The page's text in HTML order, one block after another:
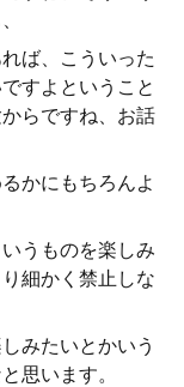
ば、こういった
すよということ
らですね、お話
かにもちろんよ
うものを楽しみ
細かく禁止しな
みたいとかいう
思います。